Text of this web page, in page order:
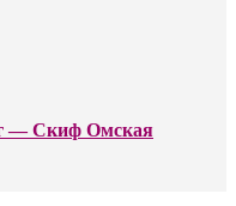
— Скиф Омская